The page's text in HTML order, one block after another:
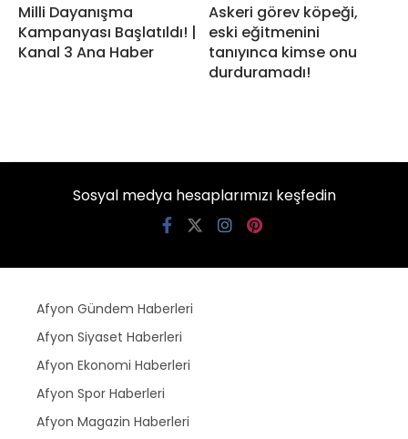
Milli Dayanışma
Kampanyası Başlatıldı! |
Kanal 3 Ana Haber
Askeri görev köpeği,
eski eğitmenini
tanıyınca kimse onu
durduramadı!
Sosyal medya hesaplarımızı keşfedin
Afyon Gündem Haberleri
Afyon Siyaset Haberleri
Afyon Ekonomi Haberleri
Afyon Spor Haberleri
Afyon Magazin Haberleri